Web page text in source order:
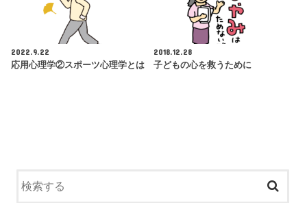
2022.9.22
応用心理学②スポーツ心理学とは
2018.12.28
子どもの心を救うために